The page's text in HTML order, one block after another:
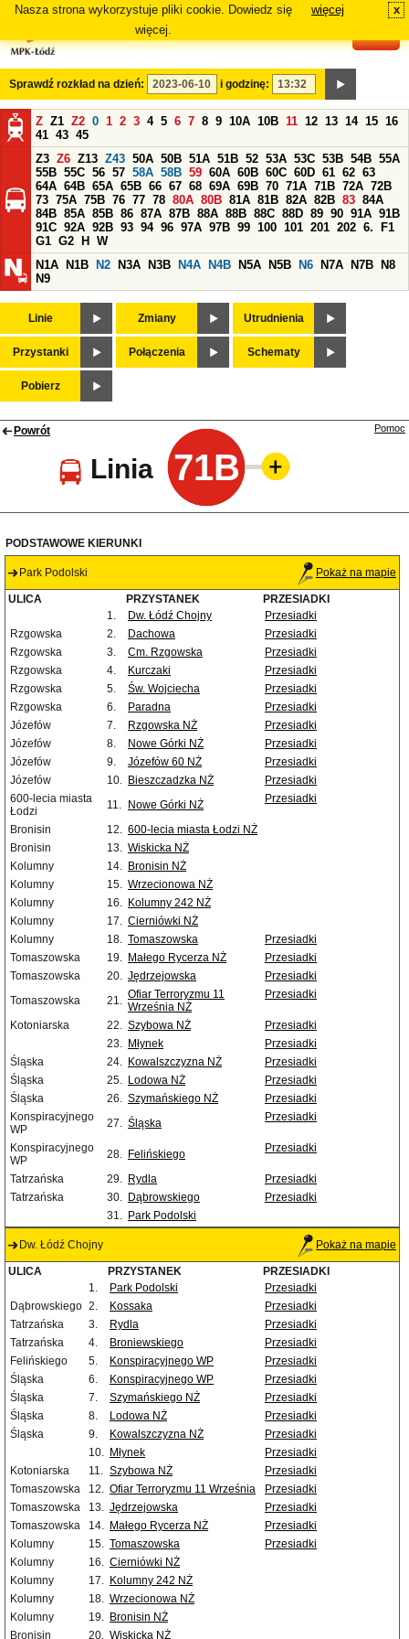
Nasza strona wykorzystuje pliki cookie. Dowiedz się
więcej.
więcej x
Sprawdź rozkład na dzień: i godzinę:
Z Z1 Z2 0 1 2 3 4 5 6 7 8 9 10A 10B 11 12 13 14 15 16
41 43 45
Z3 Z6 Z13 Z43 50A 50B 51A 51B 52 53A 53C 53B 54B 55A
55B 55C 56 57 58A 58B 59 60A 60B 60C 60D 61 62 63
64A 64B 65A 65B 66 67 68 69A 69B 70 71A 71B 72A 72B
73 75A 75B 76 77 78 80A 80B 81A 81B 82A 82B 83 84A
84B 85A 85B 86 87A 87B 88A 88B 88C 88D 89 90 91A 91B
91C 92A 92B 93 94 96 97A 97B 99 100 101 201 202 6.
F1
G1 G2 H
W
N1A
N1B N2 N3A N3B N4A N4B N5A N5B N6 N7A N7B
N8
N9
Linie Zmiany Utrudnienia
Przystanki Połączenia Schematy
Pobierz
Powrót
Linia 71B
Pomoc
PODSTAWOWE KIERUNKI
Park Podolski Pokaż na mapie
ULICA PRZYSTANEK
PRZESIADKI
1.
Dw. Łódź Chojny
Przesiadki
Rzgowska
2. Dachowa
Przesiadki
Rzgowska
3. Cm. Rzgowska
Przesiadki
Rzgowska
4. Kurczaki
Przesiadki
Rzgowska
5. Św. Wojciecha
Przesiadki
Rzgowska
6. Paradna
Przesiadki
Józefów
7. Rzgowska NŻ
Przesiadki
Józefów
8. Nowe Górki NŻ
Przesiadki
Józefów
9. Józefów 60 NŻ
Przesiadki
Józefów
10. Bieszczadzka NŻ
Przesiadki
600-lecia miasta
Łodzi
11. Nowe Górki NŻ Przesiadki
Bronisin 12. 600-lecia miasta Łodzi NŻ
Bronisin
13. Wiskicka NŻ
Kolumny
14. Bronisin NŻ
Kolumny
15. Wrzecionowa NŻ
Kolumny
16. Kolumny 242 NŻ
Kolumny
17. Cierniówki NŻ
Kolumny
18. Tomaszowska
Przesiadki
Tomaszowska
19. Małego Rycerza NŻ
Przesiadki
Tomaszowska
20. Jędrzejowska
Przesiadki
Tomaszowska
21. Ofiar Terroryzmu 11
Września NŻ
Przesiadki
Kotoniarska 22. Szybowa NŻ
Przesiadki
23. Młynek
Przesiadki
Śląska
24. Kowalszczyzna NŻ
Przesiadki
Śląska
25. Lodowa NŻ
Przesiadki
Śląska
26. Szymańskiego NŻ
Przesiadki
Konspiracyjnego
WP
27. Śląska Przesiadki
Konspiracyjnego
WP
28. Felińskiego Przesiadki
Tatrzańska 29. Rydla
Przesiadki
Tatrzańska
30. Dąbrowskiego
Przesiadki
31. Park Podolski
Dw. Łódź Chojny Pokaż na mapie
ULICA PRZYSTANEK
PRZESIADKI
1.
Park Podolski
Przesiadki
Dąbrowskiego 2. Kossaka
Przesiadki
Tatrzańska
3. Rydla
Przesiadki
Tatrzańska
4. Broniewskiego
Przesiadki
Felińskiego
5. Konspiracyjnego WP
Przesiadki
Śląska
6. Konspiracyjnego WP
Przesiadki
Śląska
7. Szymańskiego NŻ
Przesiadki
Śląska
8. Lodowa NŻ
Przesiadki
Śląska
9. Kowalszczyzna NŻ
Przesiadki
10. Młynek
Przesiadki
Kotoniarska
11. Szybowa NŻ
Przesiadki
Tomaszowska
12. Ofiar Terroryzmu 11 Września
Przesiadki
Tomaszowska
13. Jędrzejowska
Przesiadki
Tomaszowska
14. Małego Rycerza NŻ
Przesiadki
Kolumny
15. Tomaszowska
Przesiadki
Kolumny
16. Cierniówki NŻ
Kolumny
17. Kolumny 242 NŻ
Kolumny
18. Wrzecionowa NŻ
Kolumny
19. Bronisin NŻ
Bronisin
20. Wiskicka NŻ